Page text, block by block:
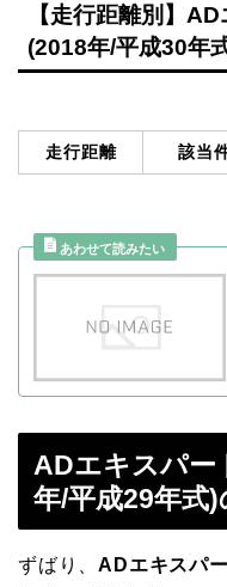
【走行距離別】
(2018年/平成30年
走行距離 該当
ADエキスパー
年/平成29年式
ずばり、ADエキスパ